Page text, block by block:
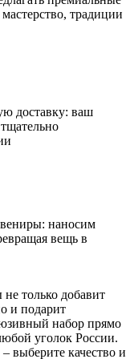
традиции
доставку: ваш
наносим
вещь в
только добавит
и подарит
набор прямо
уголок России.
выберите качество и